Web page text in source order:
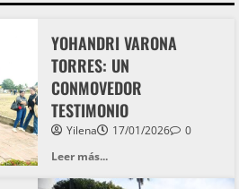
YOHANDRI VARONA
TORRES: UN
CONMOVEDOR
TESTIMONIO
Yilena 17/01/2026
0
Leer más...